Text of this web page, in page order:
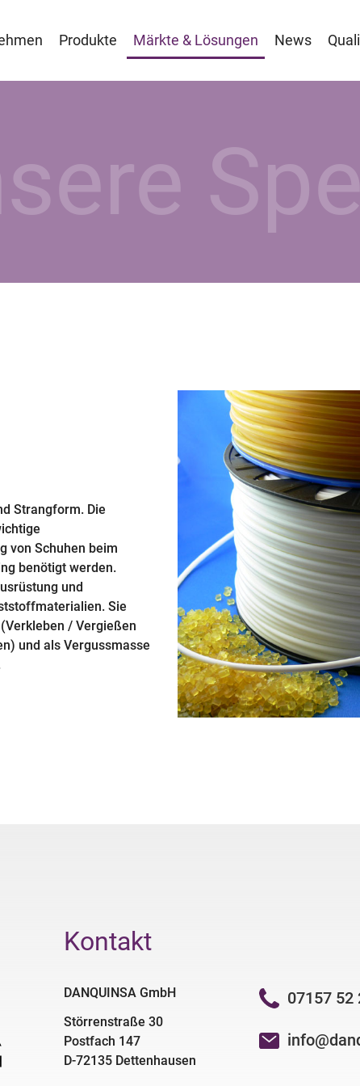
Produkte Märkte & Lösungen News
Strangform. Die
von Schuhen beim
benötigt werden.
und
Sie
/ Vergießen
und als Vergussmasse
Kontakt
DANQUINSA GmbH
Störrenstraße 30
Postfach 147
D-72135 Dettenhausen
07157 52